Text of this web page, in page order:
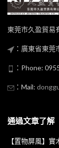
東莞市久盈貿易
：廣東省東
：Phone:
：Mail:
通過文章了解
【置物屏風】